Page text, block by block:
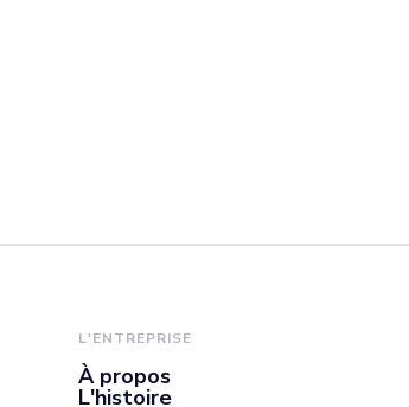
L'ENTREPRISE
À propos
L'histoire